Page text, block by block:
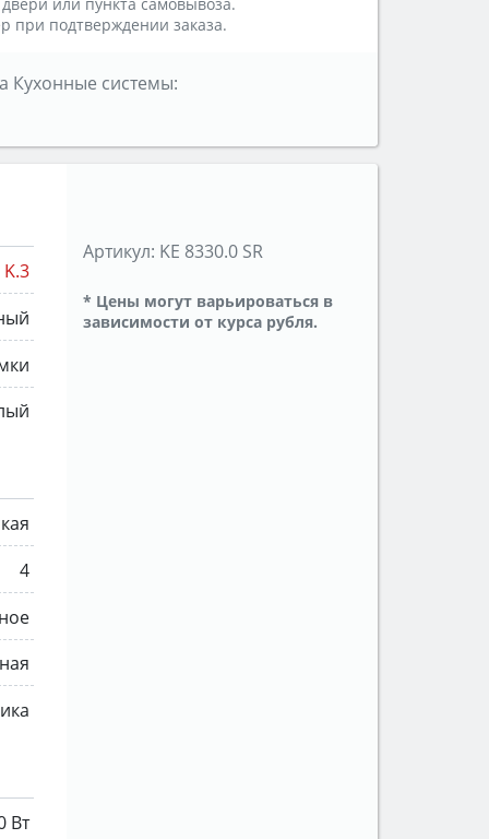
или пункта самовывоза.
при подтверждении заказа.
Кухонные системы:
K.3
4
Вт
Артикул: KE 8330.0 SR
* Цены могут варьироваться в
зависимости от курса рубля.